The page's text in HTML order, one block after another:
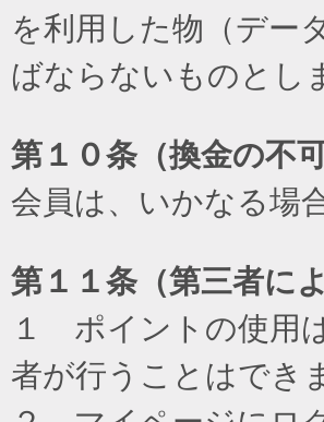
を利用した物（デー
ばならないものとし
第１０条（換金の不可
会員は、いかなる場
第１１条（第三者に
１ ポイントの使用
者が行うことはでき